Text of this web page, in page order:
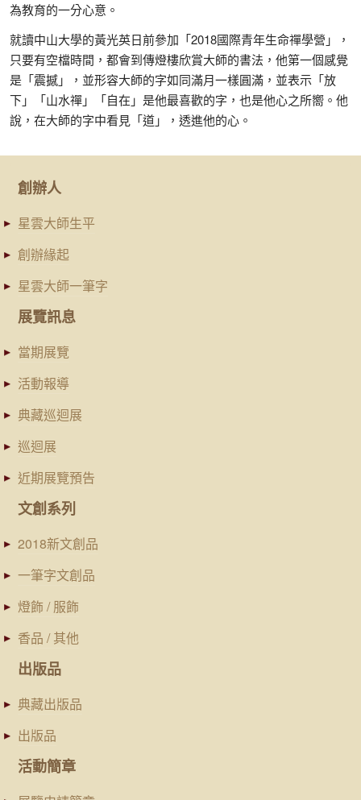
為教育的一分心意。
就讀中山大學的黃光英日前參加「2018國際青年生命禪學營」，
只要有空檔時間，都會到傳燈樓欣賞大師的書法，他第一個感覺
是「震撼」，並形容大師的字如同滿月一樣圓滿，並表示「放
下」「山水禪」「自在」是他最喜歡的字，也是他心之所嚮。他
說，在大師的字中看見「道」，透進他的心。
創辦人
星雲大師生平
創辦緣起
星雲大師一筆字
展覽訊息
當期展覽
活動報導
典藏巡迴展
巡迴展
近期展覽預告
文創系列
2018新文創品
一筆字文創品
燈飾 / 服飾
香品 / 其他
出版品
典藏出版品
出版品
活動簡章